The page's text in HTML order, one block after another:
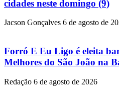
cidades neste domingo (9)
Jacson Gonçalves 6 de agosto de
Forró E Eu Ligo é eleita
Melhores do São João na
Redação 6 de agosto de 2026